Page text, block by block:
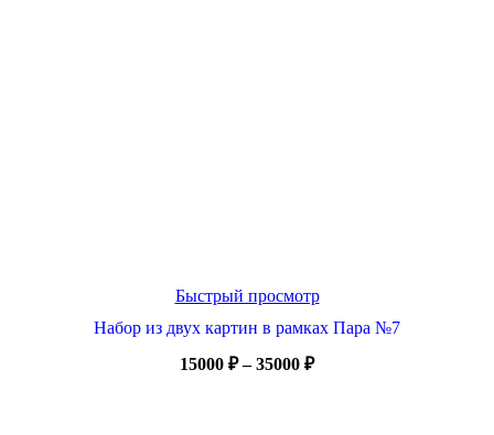
Быстрый просмотр
Набор из двух картин в рамках Пара №7
15000 ₽ – 35000 ₽Диапазон